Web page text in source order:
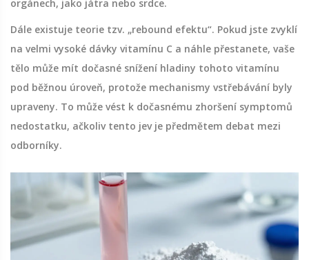
orgánech, jako játra nebo srdce.
Dále existuje teorie tzv. „rebound efektu“. Pokud jste zvyklí
na velmi vysoké dávky vitamínu C a náhle přestanete, vaše
tělo může mít dočasné snížení hladiny tohoto vitamínu
pod běžnou úroveň, protože mechanismy vstřebávání byly
upraveny. To může vést k dočasnému zhoršení symptomů
nedostatku, ačkoliv tento jev je předmětem debat mezi
odborníky.